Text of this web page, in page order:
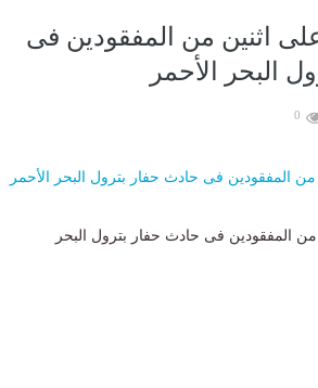
اثنين من المفقودين فى
البحر الأحمر
0
المفقودين فى حادث حفار بترول البحر